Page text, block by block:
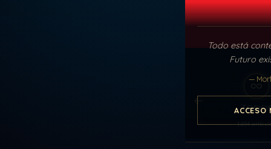
Todo está
Futuro
—
ACCESO
1.654